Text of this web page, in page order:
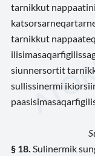
tarnikkut
tarnikkut
siunnersortit
sullissinermi
§ 18. Sulinermik